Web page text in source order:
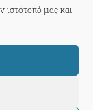
ιστότοπό μας και
re-manufactured